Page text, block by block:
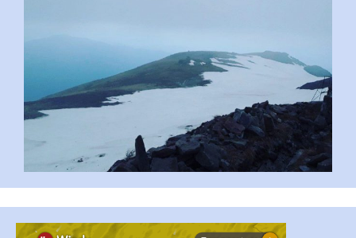
...
pimrec_project